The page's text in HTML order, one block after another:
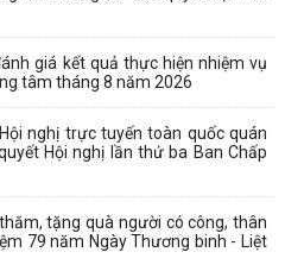
giá kết quả thực hiện nhiệm vụ
tâm tháng 8 năm 2026
nghị trực tuyến toàn quốc quán
Hội nghị lần thứ ba Ban Chấp
tặng quà người có công, thân
79 năm Ngày Thương binh - Liệt